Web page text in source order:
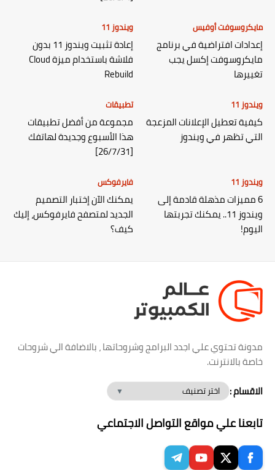
مايكروسوفت أوفيس
إعدادات افتراضية في برنامج
مايكروسوفت إكسل يجب
تغييرها
ويندوز 11
إعادة تثبيت ويندوز 11 بدون
فلاشة باستخدام ميزة Cloud
Rebuild
ويندوز 11
كيفية تعطيل الإعلانات المزعجة
التي تظهر في ويندوز
تطبيقات
مجموعة من أفضل تطبيقات
هذا الأسبوع وجديدة لهاتفك
[26/7/31]
ويندوز 11
6 مميزات مذهلة قادمة إلى
ويندوز 11.. يمكنك تجربتها
اليوم!
فايرفوكس
يمكنك الآن إختبار التصميم
الجديد لمتصفح فايرفوكس، إليك
كيف؟
مدونة تحتوي علي اجدد البرامج وشروحاتها ، بالاضافة الي شروحات
خاصة بالانترنت.
الاقسام :
تابعنا علي مواقع التواصل الاجتماعي